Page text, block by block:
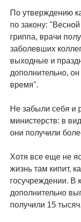
По утверждению
по закону:
гриппа, врачи
заболевших
выходные и
дополнительно,
время".
Не забыли себя и
министерств: в
они получили
Хотя все еще не
жизнь там кипит,
госучреждении. В
дополнительно
получили 15 тысяч.